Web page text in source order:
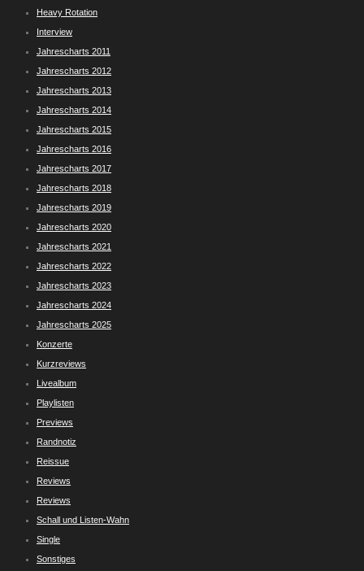
Heavy Rotation
Interview
Jahrescharts 2011
Jahrescharts 2012
Jahrescharts 2013
Jahrescharts 2014
Jahrescharts 2015
Jahrescharts 2016
Jahrescharts 2017
Jahrescharts 2018
Jahrescharts 2019
Jahrescharts 2020
Jahrescharts 2021
Jahrescharts 2022
Jahrescharts 2023
Jahrescharts 2024
Jahrescharts 2025
Konzerte
Kurzreviews
Livealbum
Playlisten
Previews
Randnotiz
Reissue
Reviews
Reviews
Schall und Listen-Wahn
Single
Sonstiges